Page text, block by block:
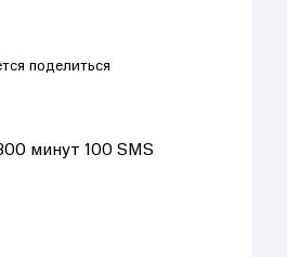
поделиться
минут 100SMS